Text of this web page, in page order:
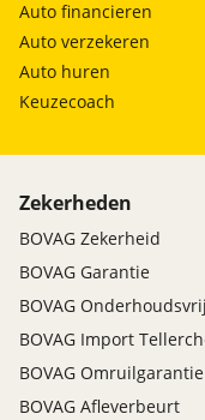
Auto financieren
Auto verzekeren
Auto huren
Keuzecoach
Zekerheden
BOVAG Zekerheid
BOVAG Garantie
BOVAG Onderhoudsvrij
BOVAG Import
BOVAG Omruilgarantie
BOVAG Afleverbeurt